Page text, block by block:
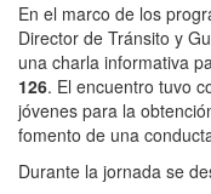
En el marco de los
Director de Tránsito y
una charla informativa
126. El encuentro tuvo
jóvenes para la
fomento de una
Durante la jornada se